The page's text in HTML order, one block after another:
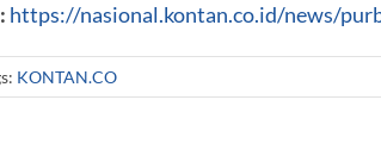
https://nasional.kontan.co.id/news/
KONTAN.CO